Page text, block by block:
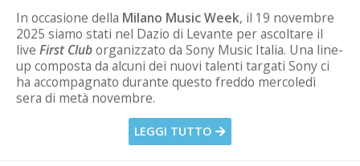
In occasione della Milano Music Week, il 19 novembre
2025 siamo stati nel Dazio di Levante per ascoltare il
live First Cluborganizzato da Sony Music Italia. Una line-
up composta da alcuni dei nuovi talenti targati Sony ci
ha accompagnato durante questo freddo mercoledì
sera di metà novembre.
LEGGI TUTTO